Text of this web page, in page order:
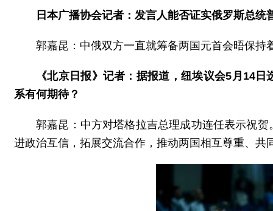
日本广播协会记者：发言人能否证实俄罗斯总统
郭嘉昆：中俄双方一直就筹备两国元首会晤保持
《北京日报》记者：据报道，纽埃议会5月14
系有何期待？
郭嘉昆：中方对塔格拉吉总理成功连任表示祝
进政治互信，拓展交流合作，推动两国相互尊重、